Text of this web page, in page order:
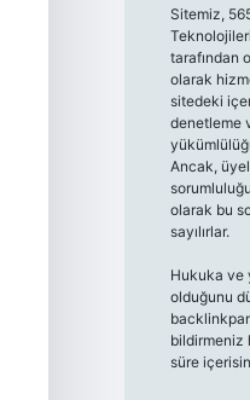
Sitemiz,
tarafından
olarak
sitedeki
denetleme
Ancak,
olarak bu
sayılırlar.
Hukuka ve
olduğunu
bildirmeniz
süre